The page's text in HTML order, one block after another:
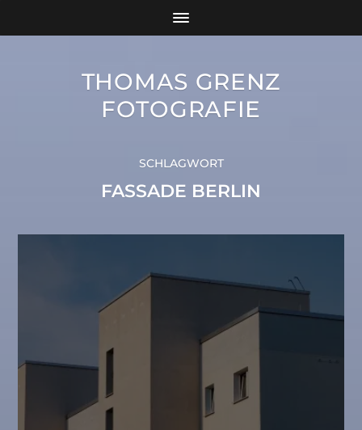
THOMAS GRENZ
FOTOGRAFIE
SCHLAGWORT
FASSADE BERLIN